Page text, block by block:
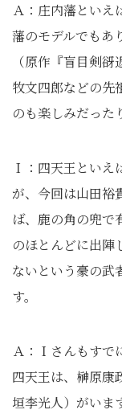
Ａ：庄内藩といえ
藩のモデルでもあ
（原作『盲目剣
牧文四郎などの先
のも楽しみだった
Ｉ：四天王とい
が、今回は山田裕
ば、鹿の角の兜で
のほとんどに出陣
ないという豪の武
す。
Ａ：Ｉさんもすで
四天王は、榊原康
垣李光人）がいま